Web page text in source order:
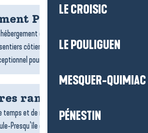
LE CROISIC
LE POULIGUEN
MESQUER-QUIMIAC
PÉNESTIN
Pénestin
à Pénestin ? Entre plages
côtiers et estuaire, la commune
pour un séjour tourné vers la...
rando
temps et de respirer ? Les randonnées
Presqu’île de Guérande invitent à explorer